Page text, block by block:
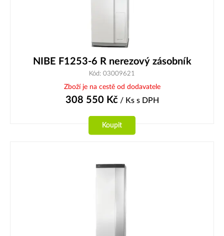
NIBE F1253-6 R nerezový zásobník
Kód: 03009621
Zboží je na cestě od dodavatele
308 550 Kč/ Ks s DPH
Koupit